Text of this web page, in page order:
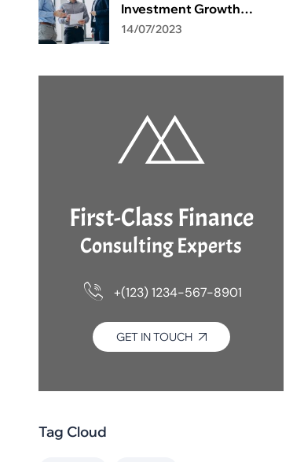
Investment Growth
Calculator
14/07/2023
First-Class Finance
Consulting Experts
+(123) 1234-567-8901
GET IN TOUCH
Tag Cloud